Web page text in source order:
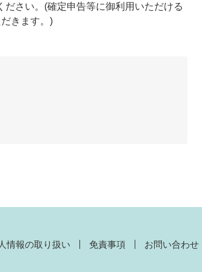
さい。(確定申告等に御利用いただける
きます。)
情報の取り扱い 免責事項 お問い合わせ